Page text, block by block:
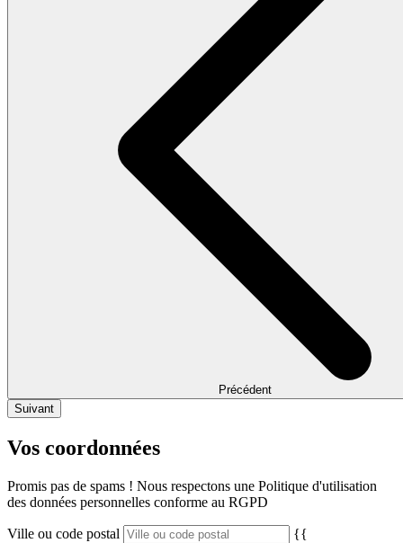
Précédent
Suivant
Vos coordonnées
Promis pas de spams ! Nous respectons une Politique d'utilisation
des données personnelles conforme au RGPD
Ville ou code postal
{{